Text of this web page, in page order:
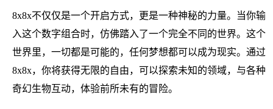
8x8x不仅仅是一个开启方式，更是一种神秘的力量。当你输
入这个数字组合时，仿佛踏入了一个完全不同的世界。这个
世界里，一切都是可能的，任何梦想都可以成为现实。通过
8x8x，你将获得无限的自由，可以探索未知的领域，与各种
奇幻生物互动，体验前所未有的冒险。